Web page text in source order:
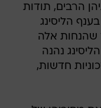
הרבים, תודות
הליסינג
שהנחות אלה
נהנה
חדשות,